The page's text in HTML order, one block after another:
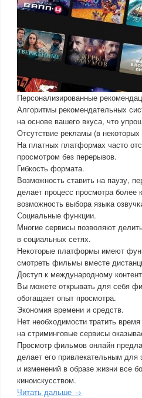
Персонализированные
Алгоритмы рекомендательных
на основе вашего вкуса, что
Отсутствие рекламы (в некоторых
На платных платформах часто
просмотром без перерывов.
Гибкость формата.
Возможность ставить на паузу,
делает процесс просмотра
возможность выбора языка
Социальные функции.
Многие сервисы позволяют
в социальных сетях.
Некоторые платформы имеют
смотреть фильмы вместе
Доступ к международному
Вы можете открывать для себя
обогащает опыт просмотра.
Экономия времени и средств.
Нет необходимости тратить
на стриминговые сервисы
Просмотр фильмов онлайн
делает его привлекательным для
и изменений в образе жизни все
киноискусством.
Читать дальше →